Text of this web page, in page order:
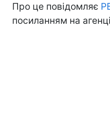
Про це повідомляє
посиланням на